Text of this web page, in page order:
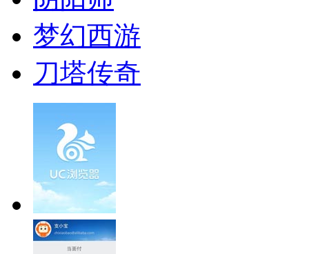
梦幻西游
刀塔传奇